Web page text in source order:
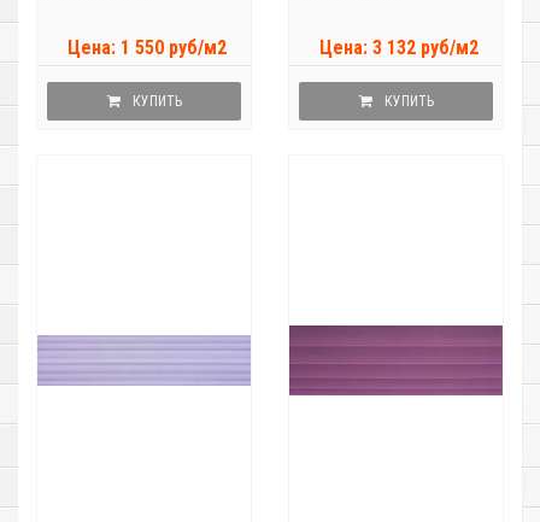
Цена: 1 550 руб/м2
КУПИТЬ
Цена: 3 132 руб/м2
КУПИТЬ